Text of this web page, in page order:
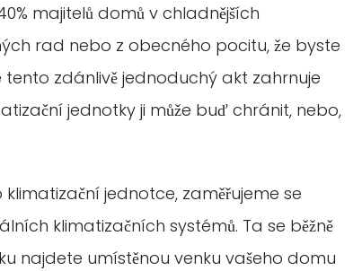
majitelů domů v chladnějších
rad nebo z obecného pocitu, že byste
tento zdánlivě jednoduchý akt zahrnuje
jednotky ji může buď chránit, nebo,
jednotce, zaměřujeme se
klimatizačních systémů. Ta se běžně
najdete umístěnou venku vašeho domu